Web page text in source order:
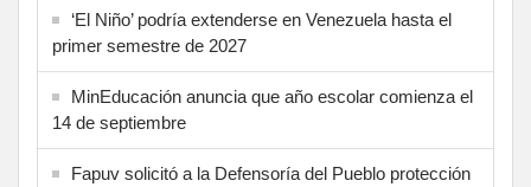
‘El Niño’ podría extenderse en Venezuela hasta el
primer semestre de 2027
MinEducación anuncia que año escolar comienza el
14 de septiembre
Fapuv solicitó a la Defensoría del Pueblo protección